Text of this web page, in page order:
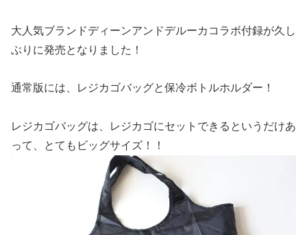
大人気ブランドディーンアンドデルーカコラボ付録が久し
ぶりに発売となりました！
通常版には、レジカゴバッグと保冷ボトルホルダー！
レジカゴバッグは、レジカゴにセットできるというだけあ
って、とてもビッグサイズ！！